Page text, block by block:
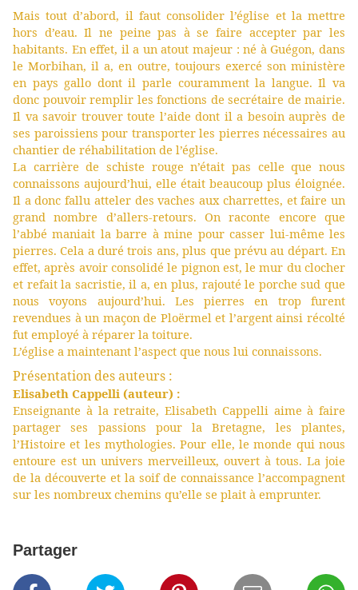
Mais tout d’abord, il faut consolider l’église et la mettre
hors d’eau. Il ne peine pas à se faire accepter par les
habitants. En effet, il a un atout majeur : né à Guégon, dans
le Morbihan, il a, en outre, toujours exercé son ministère
en pays gallo dont il parle couramment la langue. Il va
donc pouvoir remplir les fonctions de secrétaire de mairie.
Il va savoir trouver toute l’aide dont il a besoin auprès de
ses paroissiens pour transporter les pierres nécessaires au
chantier de réhabilitation de l’église.
La carrière de schiste rouge n’était pas celle que nous
connaissons aujourd’hui, elle était beaucoup plus éloignée.
Il a donc fallu atteler des vaches aux charrettes, et faire un
grand nombre d’allers-retours. On raconte encore que
l’abbé maniait la barre à mine pour casser lui-même les
pierres. Cela a duré trois ans, plus que prévu au départ. En
effet, après avoir consolidé le pignon est, le mur du clocher
et refait la sacristie, il a, en plus, rajouté le porche sud que
nous voyons aujourd’hui. Les pierres en trop furent
revendues à un maçon de Ploërmel et l’argent ainsi récolté
fut employé à réparer la toiture.
L’église a maintenant l’aspect que nous lui connaissons.
Présentation des auteurs :
Elisabeth Cappelli (auteur) :
Enseignante à la retraite, Elisabeth Cappelli aime à faire
partager ses passions pour la Bretagne, les plantes,
l’Histoire et les mythologies. Pour elle, le monde qui nous
entoure est un univers merveilleux, ouvert à tous. La joie
de la découverte et la soif de connaissance l’accompagnent
sur les nombreux chemins qu’elle se plait à emprunter.
Partager